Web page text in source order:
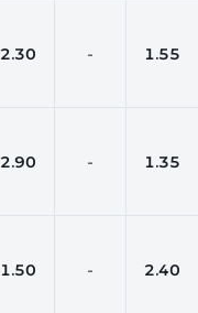
2.30 - 1.55
2.90 - 1.35
1.50 - 2.40